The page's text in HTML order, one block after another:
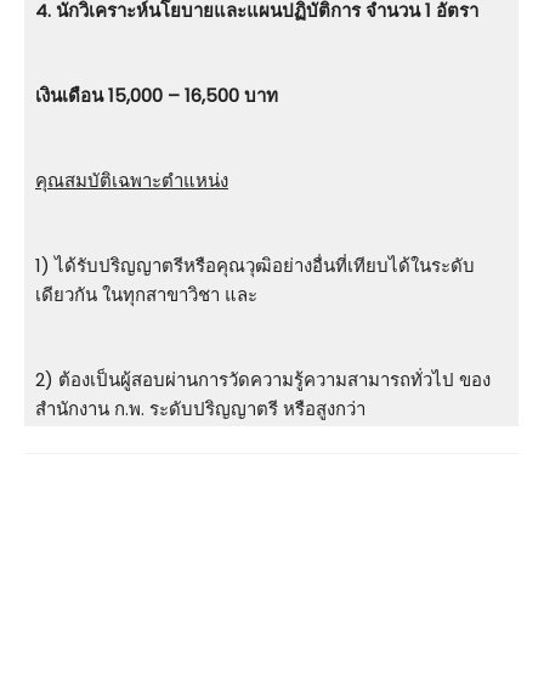
4. นักวิเคราะห์นโยบายและแผนปฏิบัติการ จำนวน 1 อัตรา
เงินเดือน 15,000 – 16,500 บาท
คุณสมบัติเฉพาะตำแหน่ง
1) ได้รับปริญญาตรีหรือคุณวุฒิอย่างอื่นที่เทียบได้ในระดับ
เดียวกัน ในทุกสาขาวิชา และ
2) ต้องเป็นผู้สอบผ่านการวัดความรู้ความสามารถทั่วไป ของ
สำนักงาน ก.พ. ระดับปริญญาตรี หรือสูงกว่า